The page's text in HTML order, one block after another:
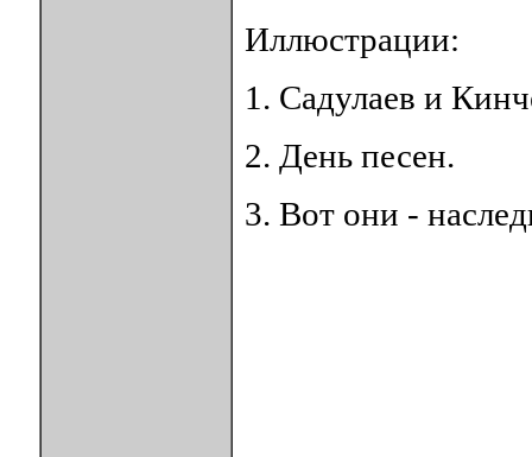
Иллюстрации:
1. Садулаев и
2. День песен.
3. Вот они -